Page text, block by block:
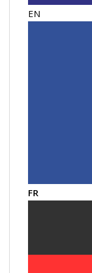
EN
FR